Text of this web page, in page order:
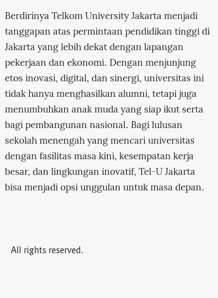
Berdirinya Telkom University Jakarta menjadi
tanggapan atas permintaan pendidikan tinggi di
Jakarta yang lebih dekat dengan lapangan
pekerjaan dan ekonomi. Dengan menjunjung
etos inovasi, digital, dan sinergi, universitas ini
tidak hanya menghasilkan alumni, tetapi juga
menumbuhkan anak muda yang siap ikut serta
bagi pembangunan nasional. Bagi lulusan
sekolah menengah yang mencari universitas
dengan fasilitas masa kini, kesempatan kerja
besar, dan lingkungan inovatif, Tel-U Jakarta
bisa menjadi opsi unggulan untuk masa depan.
All rights reserved.